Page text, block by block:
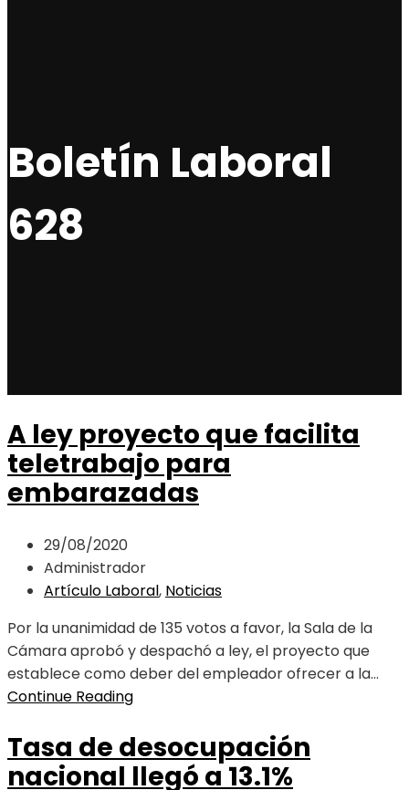
Boletín Laboral
628
A ley proyecto que facilita
teletrabajo para
embarazadas
29/08/2020
Administrador
Artículo Laboral, Noticias
Por la unanimidad de 135 votos a favor, la Sala de la
Cámara aprobó y despachó a ley, el proyecto que
establece como deber del empleador ofrecer a la...
Continue Reading
Tasa de desocupación
nacional llegó a 13.1%